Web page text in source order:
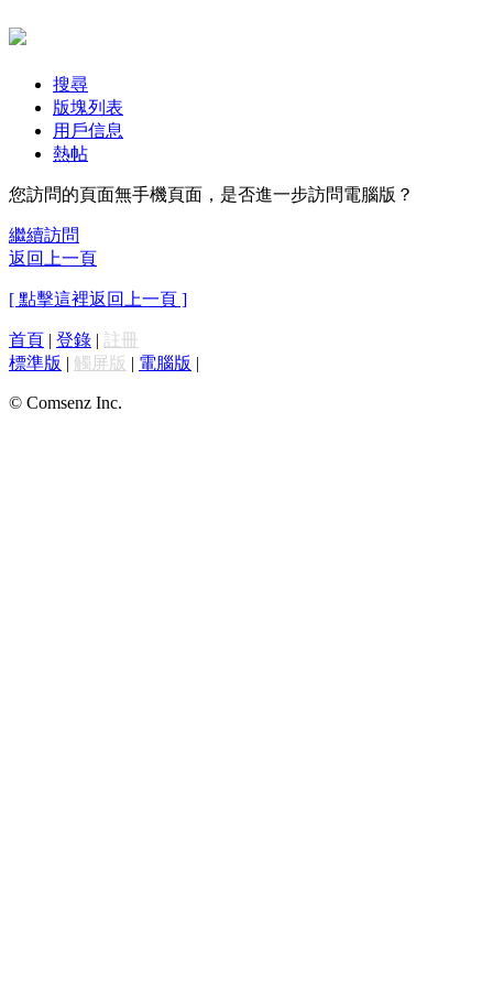
搜尋
版塊列表
用戶信息
熱帖
您訪問的頁面無手機頁面，是否進一步訪問電腦版？
繼續訪問
返回上一頁
[ 點擊這裡返回上一頁 ]
首頁 | 登錄 | 註冊
標準版 | 觸屏版 | 電腦版 |
© Comsenz Inc.